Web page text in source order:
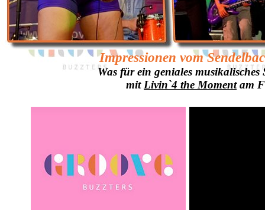
Impressionen vom
Was für ein geniales
mit Livin`4 the Momentam